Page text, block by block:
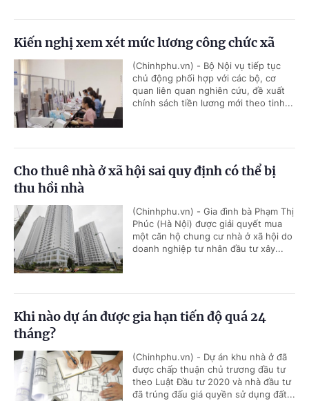
Kiến nghị xem xét mức lương công chức xã
(Chinhphu.vn) - Bộ Nội vụ tiếp tục
chủ động phối hợp với các bộ, cơ
quan liên quan nghiên cứu, đề xuất
chính sách tiền lương mới theo tinh...
Cho thuê nhà ở xã hội sai quy định có thể bị
thu hồi nhà
(Chinhphu.vn) - Gia đình bà Phạm Thị
Phúc (Hà Nội) được giải quyết mua
một căn hộ chung cư nhà ở xã hội do
doanh nghiệp tư nhân đầu tư xây...
Khi nào dự án được gia hạn tiến độ quá 24
tháng?
(Chinhphu.vn) - Dự án khu nhà ở đã
được chấp thuận chủ trương đầu tư
theo Luật Đầu tư 2020 và nhà đầu tư
đã trúng đấu giá quyền sử dụng đất...